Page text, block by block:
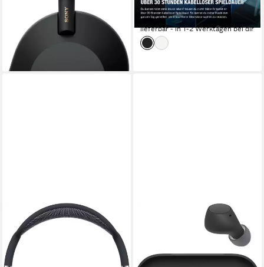
mtl. in 12 Raten
lieferbar - in 1-2 Werktagen bei dir
UVP129,00 €
-23%
lieferbar - in 1-2 Werktagen bei dir